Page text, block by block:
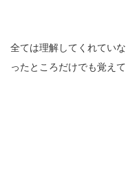
全ては理解してくれてい
ったところだけでも覚え